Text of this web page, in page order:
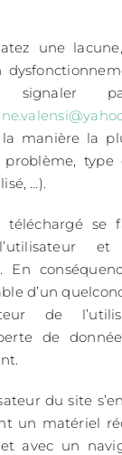
une
signaler
manière la
problème, type
…).
téléchargé se
En
d’un
de
de
du site
un matériel
avec un